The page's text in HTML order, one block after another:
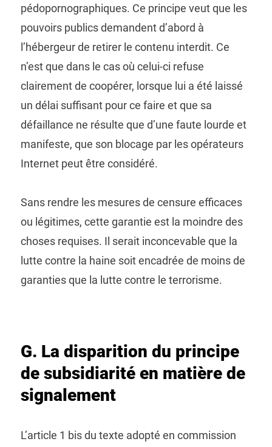
pédopornographiques. Ce principe veut que les
pouvoirs publics demandent d’abord à
l’hébergeur de retirer le contenu interdit. Ce
n’est que dans le cas où celui-ci refuse
clairement de coopérer, lorsque lui a été laissé
un délai suffisant pour ce faire et que sa
défaillance ne résulte que d’une faute lourde et
manifeste, que son blocage par les opérateurs
Internet peut être considéré.
Sans rendre les mesures de censure efficaces
ou légitimes, cette garantie est la moindre des
choses requises. Il serait inconcevable que la
lutte contre la haine soit encadrée de moins de
garanties que la lutte contre le terrorisme.
G. La disparition du principe
de subsidiarité en matière de
signalement
L’article 1 bis du texte adopté en commission